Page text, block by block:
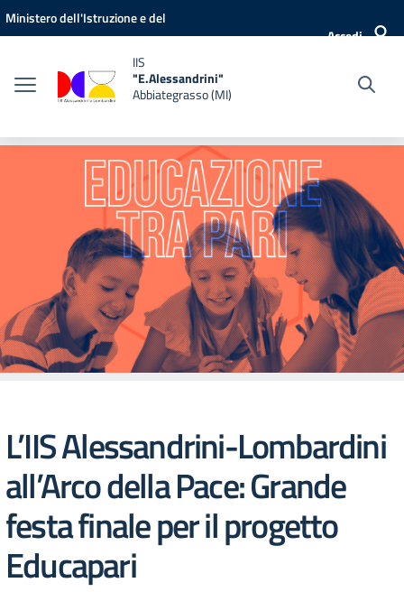
Vai ai contenuti
Vai al menu di navigazione
Vai al footer
Ministero dell'Istruzione e del
Accedi
IIS
"E.Alessandrini"
Abbiategrasso (MI)
​L’IIS Alessandrini-Lombardini
all’Arco della Pace: Grande
festa finale per il progetto
Educapari